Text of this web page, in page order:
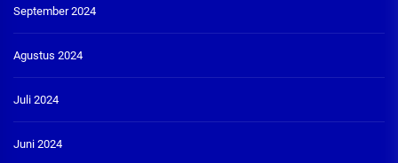
September 2024
Agustus 2024
Juli 2024
Juni 2024